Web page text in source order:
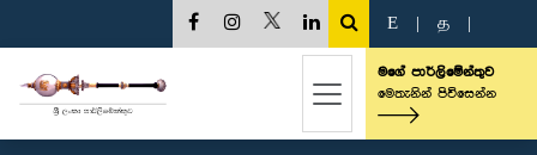
E த
මගේ පාර්ලිමේන්තුව
මෙතැනින් පිවිසෙන්න